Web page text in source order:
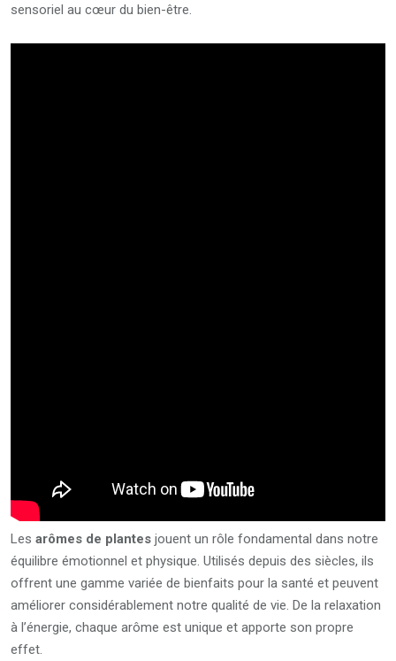
sensoriel au cœur du bien-être.
Les arômes de plantes jouent un rôle fondamental dans notre
équilibre émotionnel et physique. Utilisés depuis des siècles, ils
offrent une gamme variée de bienfaits pour la santé et peuvent
améliorer considérablement notre qualité de vie. De la relaxation
à l’énergie, chaque arôme est unique et apporte son propre
effet.